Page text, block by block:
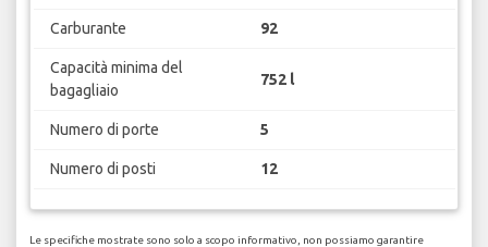
Carburante 92
Capacità minima del
bagagliaio
752 l
Numero di porte 5
Numero di posti 12
Le specifiche mostrate sono solo a scopo informativo, non possiamo garantire